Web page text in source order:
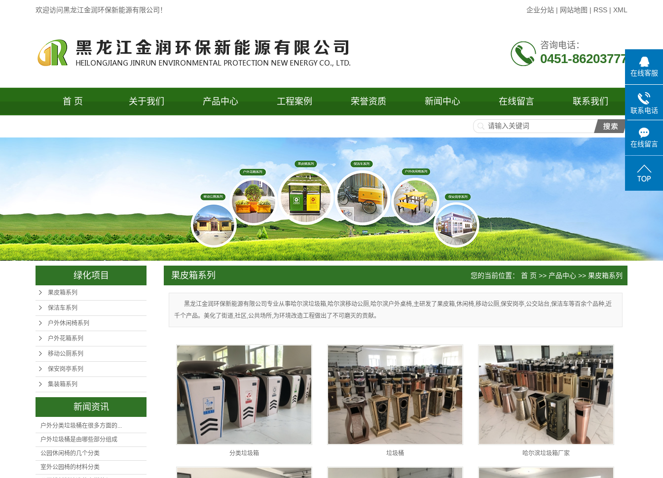
欢迎访问黑龙江金润环保新能源有限公司！ 企业分站 | 网站地图 | RSS | XML
咨询电话：
0451-86203777
首 页 关于我们 产品中心
户外休闲椅系列
户外花箱系列
移动公厕系列
保安岗亭系列
集装箱系列
工程案例 荣誉资质 新闻中心
行业新闻
常见问题
在线留言 联系我们
绿化项目
果皮箱系列
保洁车系列
户外休闲椅系列
户外花箱系列
移动公厕系列
保安岗亭系列
集装箱系列
新闻资讯
户外分类垃圾桶在很多方面的...
户外垃圾桶是由哪些部分组成
公园休闲椅的几个分类
室外公园椅的材料分类
果皮箱系列 您的当前位置： 首 页 >> 产品中心 >> 果皮箱系列
黑龙江金润环保新能源有限公司专业从事哈尔滨垃圾箱,哈尔滨移动公厕,哈尔滨户外桌椅,主研发了果皮箱,休闲椅,移动公厕,保安岗亭,公交站台,保洁车等百余个品种,近
千个产品。美化了街道,社区,公共场所,为环境改造工程做出了不可磨灭的贡献。
分类垃圾箱 垃圾桶 哈尔滨垃圾箱厂家
在线客服
联系电话
在线留言